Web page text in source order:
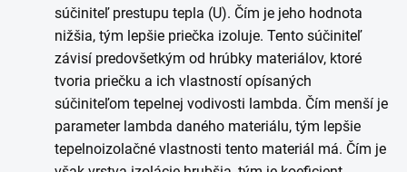
súčiniteľ prestupu tepla (U). Čím je jeho hodnota
nižšia, tým lepšie priečka izoluje. Tento súčiniteľ
závisí predovšetkým od hrúbky materiálov, ktoré
tvoria priečku a ich vlastností opísaných
súčiniteľom tepelnej vodivosti lambda. Čím menší je
parameter lambda daného materiálu, tým lepšie
tepelnoizolačné vlastnosti tento materiál má. Čím je